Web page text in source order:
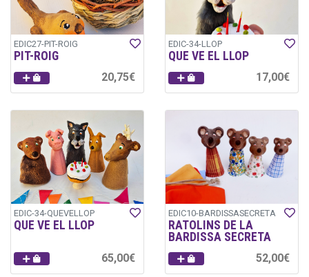
EDIC27-PIT-ROIG
PIT-ROIG
20,75€
EDIC-34-LLOP
QUE VE EL LLOP
17,00€
EDIC-34-QUEVELLOP
QUE VE EL LLOP
65,00€
EDIC10-BARDISSASECRETA
RATOLINS DE LA
BARDISSA SECRETA
52,00€